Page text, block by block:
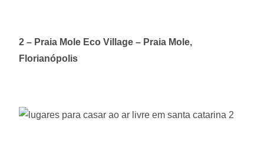
2 – Praia Mole Eco Village – Praia Mole,
Florianópolis